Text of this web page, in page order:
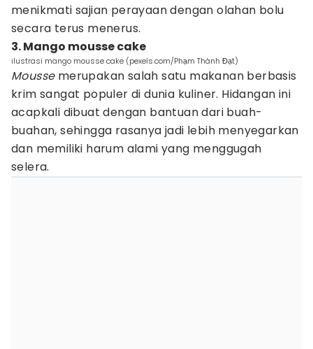
menikmati sajian perayaan dengan olahan bolu
secara terus menerus.
3. Mango mousse cake
ilustrasi mango mousse cake (pexels.com/Phạm Thành Đạt)
Moussemerupakan salah satu makanan berbasis
krim sangat populer di dunia kuliner. Hidangan ini
acapkali dibuat dengan bantuan dari buah-
buahan, sehingga rasanya jadi lebih menyegarkan
dan memiliki harum alami yang menggugah
selera.